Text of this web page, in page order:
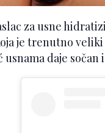
za usne
je trenutno
usnama daje